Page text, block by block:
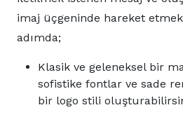
imaj üçgeninde hareket etmek
adımda;
Klasik ve geleneksel bir
sofistike fontlar ve sade
bir logo stili